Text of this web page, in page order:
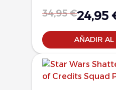
34,95€24,95
AÑADIR